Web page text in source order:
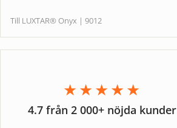
Till LUXTAR® Onyx | 9012
★★★★★
4.7 från 2 000+ nöjda kunder